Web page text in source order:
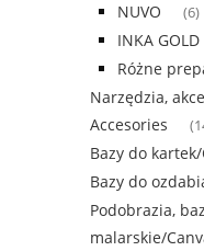
NUVO (6)
INKA GOLD
Różne
Narzędzia,
Accesories
Bazy do
Bazy do
Podobrazia,
malarskie/